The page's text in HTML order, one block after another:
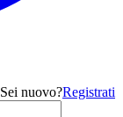
Sei nuovo?Registrati